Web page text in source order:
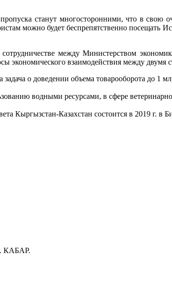
станут многосторонними, что в
можно будет беспрепятственно
между Министерством
экономического взаимодействия между двумя
задача о доведении объема товарооборота до 1
водными ресурсами, в сфере
Кыргызстан-Казахстан состоится в 2019 г. в
КАБАР.